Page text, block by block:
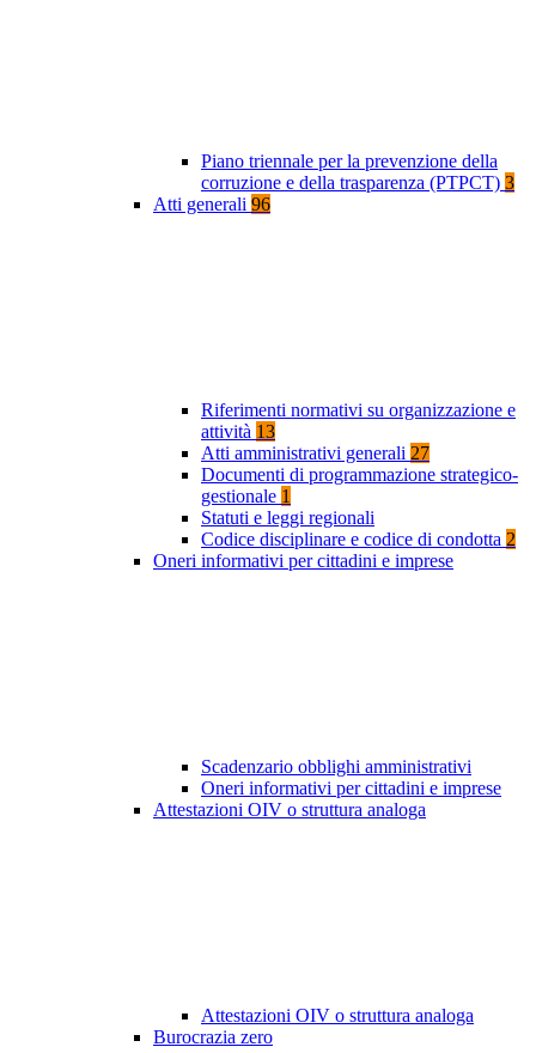
Piano triennale per la prevenzione della
corruzione e della trasparenza (PTPCT) 3
Atti generali 96
Riferimenti normativi su organizzazione e
attività 13
Atti amministrativi generali 27
Documenti di programmazione strategico-
gestionale 1
Statuti e leggi regionali
Codice disciplinare e codice di condotta 2
Oneri informativi per cittadini e imprese
Scadenzario obblighi amministrativi
Oneri informativi per cittadini e imprese
Attestazioni OIV o struttura analoga
Attestazioni OIV o struttura analoga
Burocrazia zero